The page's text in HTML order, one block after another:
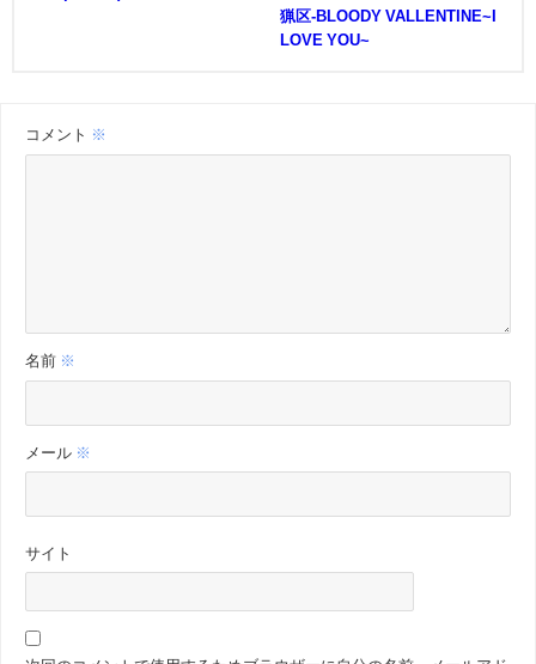
猟区-BLOODY VALLENTINE~I
LOVE YOU~
コメント ※
名前 ※
メール ※
サイト